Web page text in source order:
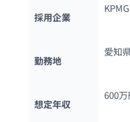
採用企業
勤務地
愛知
想定年収
600万